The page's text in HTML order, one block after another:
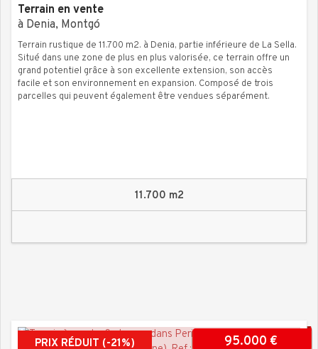
Terrain en vente
à Denia, Montgó
Terrain rustique de 11.700 m2. à Denia, partie inférieure de La Sella.
Situé dans une zone de plus en plus valorisée, ce terrain offre un
grand potentiel grâce à son excellente extension, son accès
facile et son environnement en expansion. Composé de trois
parcelles qui peuvent également être vendues séparément.
11.700 m2
95.000 €
PRIX RÉDUIT (-21%)